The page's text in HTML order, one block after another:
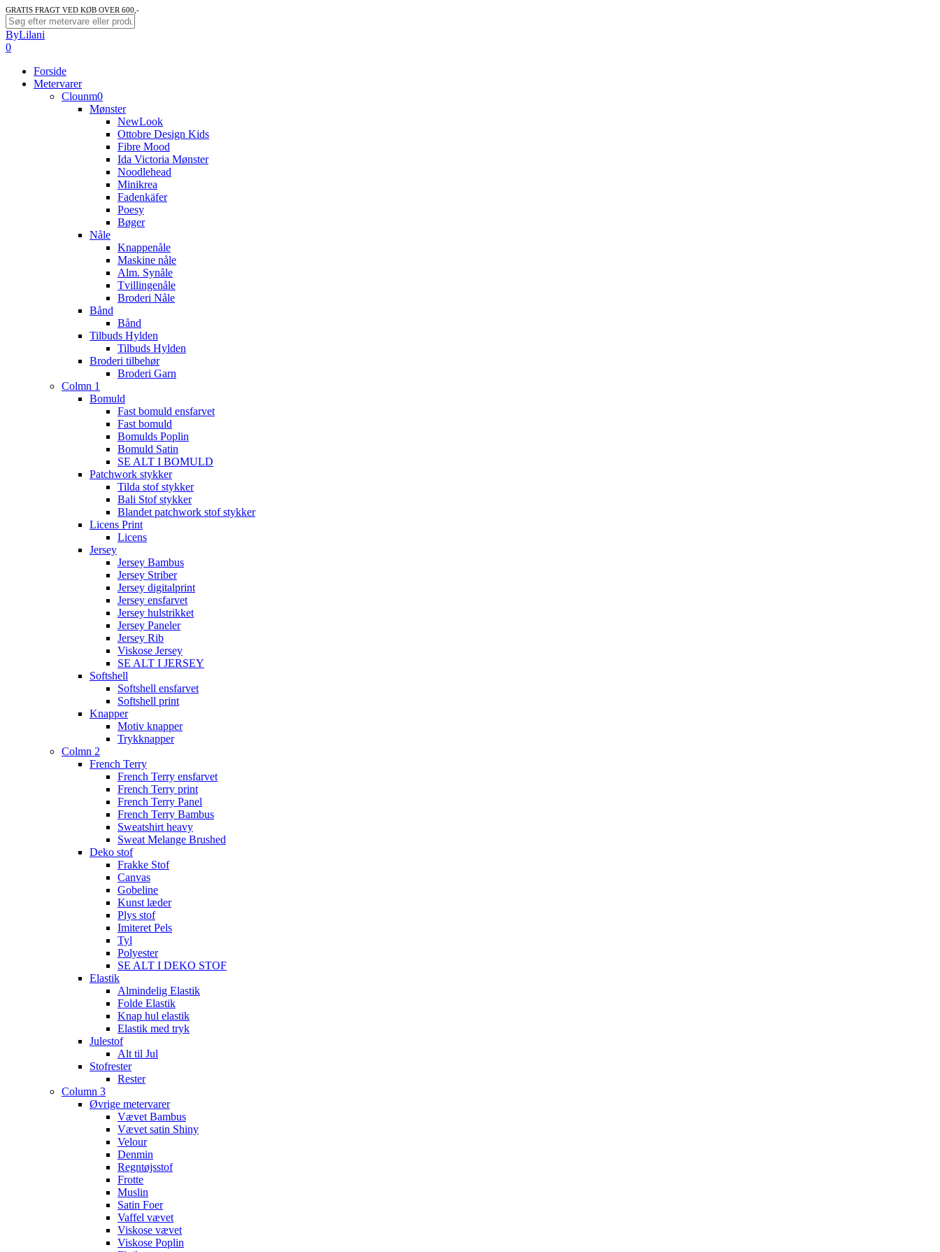
Skip
to
main
content
GRATIS FRAGT VED KØB OVER 600,-
Close
Search
ByLilani
search
account
0
Forside
Metervarer
Clounm0
Mønster
NewLook
Ottobre Design Kids
Fibre Mood
Ida Victoria Mønster
Noodlehead
Minikrea
Fadenkäfer
Poesy
Bøger
Nåle
Knappenåle
Maskine nåle
Alm. Synåle
Tvillingenåle
Broderi Nåle
Bånd
Bånd
Tilbuds Hylden
Tilbuds Hylden
Broderi tilbehør
Broderi Garn
Colmn 1
Bomuld
Fast bomuld ensfarvet
Fast bomuld
Bomulds Poplin
Bomuld Satin
SE ALT I BOMULD
Patchwork stykker
Tilda stof stykker
Bali Stof stykker
Blandet patchwork stof stykker
Licens Print
Licens
Jersey
Jersey Bambus
Jersey Striber
Jersey digitalprint
Jersey ensfarvet
Jersey hulstrikket
Jersey Paneler
Jersey Rib
Viskose Jersey
SE ALT I JERSEY
Softshell
Softshell ensfarvet
Softshell print
Knapper
Motiv knapper
Trykknapper
Colmn 2
French Terry
French Terry ensfarvet
French Terry print
French Terry Panel
French Terry Bambus
Sweatshirt heavy
Sweat Melange Brushed
Deko stof
Frakke Stof
Canvas
Gobeline
Kunst læder
Plys stof
Imiteret Pels
Tyl
Polyester
SE ALT I DEKO STOF
Elastik
Almindelig Elastik
Folde Elastik
Knap hul elastik
Elastik med tryk
Julestof
Alt til Jul
Stofrester
Rester
Column 3
Øvrige metervarer
Vævet Bambus
Vævet satin Shiny
Velour
Denmin
Regntøjsstof
Frotte
Muslin
Satin Foer
Vaffel vævet
Viskose vævet
Viskose Poplin